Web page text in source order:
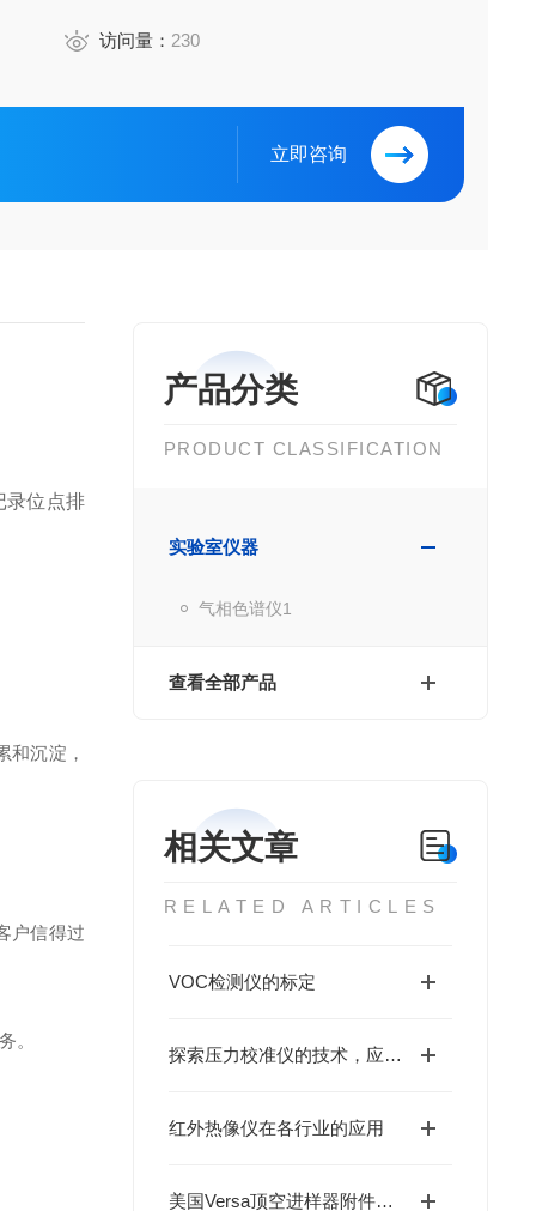
访问量： 230
立即咨询
产品分类
PRODUCT CLASSIFICATION
实验室仪器
气相色谱仪1
查看全部产品
相关文章
RELATED ARTICLES
VOC检测仪的标定
探索压力校准仪的技术，应用与发展
红外热像仪在各行业的应用
美国Versa顶空进样器附件的选择标准有哪些呢？
录位点排
和沉淀，
户信得过
。